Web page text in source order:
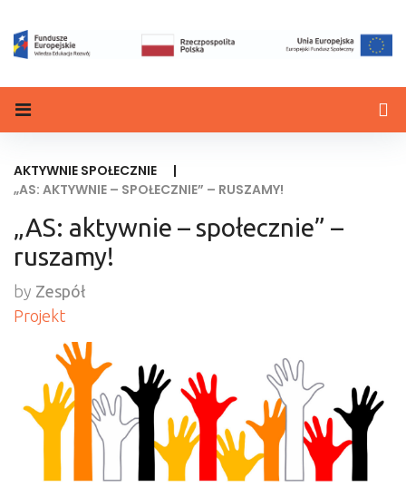
AKTYWNIE SPOŁECZNIE
|
„AS: AKTYWNIE – SPOŁECZNIE” – RUSZAMY!
„AS: aktywnie – społecznie” –
ruszamy!
by Zespół
Projekt